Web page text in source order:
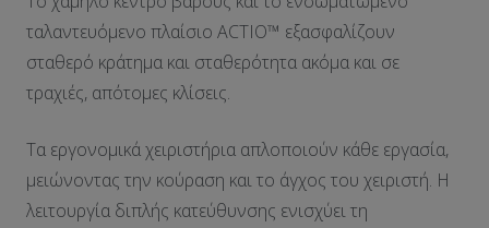
ταλαντευόμενο πλαίσιο ACTIO™ εξασφαλίζουν
σταθερό κράτημα και σταθερότητα ακόμα και σε
τραχιές, απότομες κλίσεις.
Τα εργονομικά χειριστήρια απλοποιούν κάθε εργασία,
μειώνοντας την κούραση και το άγχος του χειριστή. Η
λειτουργία διπλής κατεύθυνσης ενισχύει τη